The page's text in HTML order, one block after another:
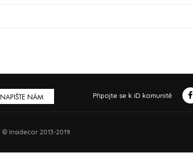
NAPIŠTE NÁM Připojte se k iD komunitě
© Insidecor 2013-2019.